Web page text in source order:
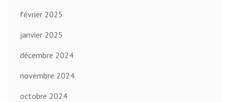
février 2025
janvier 2025
décembre 2024
novembre 2024
octobre 2024